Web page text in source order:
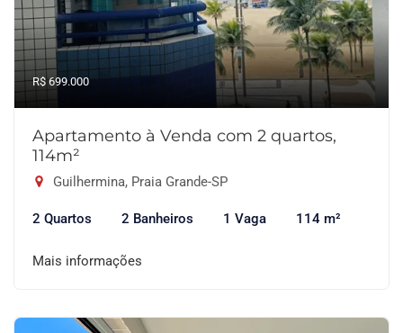
R$ 699.000
Apartamento à Venda com 2 quartos,
114m²
Guilhermina, Praia Grande-SP
2 Quartos 2 Banheiros 1 Vaga 114 m²
Mais informações